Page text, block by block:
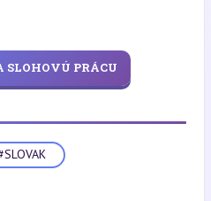
SLOHOVÚ PRÁCU